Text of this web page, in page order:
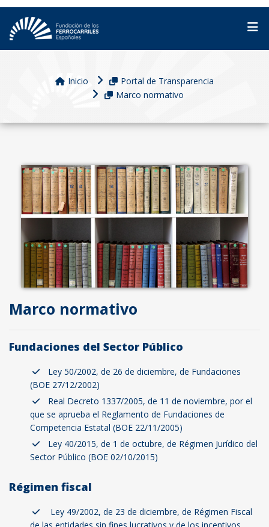
Inicio
Portal de Transparencia
Marco normativo
Marco normativo
Fundaciones del Sector Público
Ley 50/2002, de 26 de diciembre, de Fundaciones
(BOE 27/12/2002)
Real Decreto 1337/2005, de 11 de noviembre, por el
que se aprueba el Reglamento de Fundaciones de
Competencia Estatal (BOE 22/11/2005)
Ley 40/2015, de 1 de octubre, de Régimen Jurídico del
Sector Público (BOE 02/10/2015)
Régimen fiscal
Ley 49/2002, de 23 de diciembre, de Régimen Fiscal